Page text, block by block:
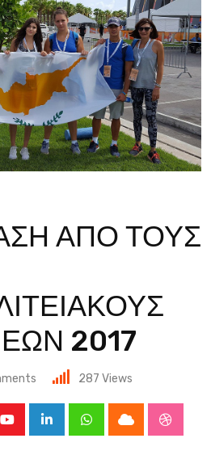
ΑΠΟ ΤΟΥΣ
2017
287 Views
LinkedInWhatsappCloud